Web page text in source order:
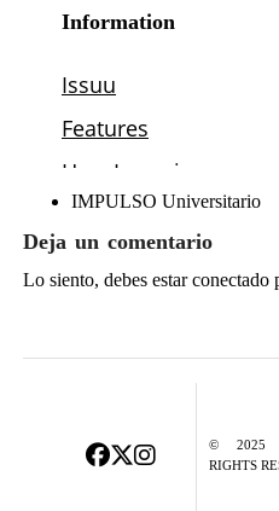
IMPULSO Universitario
Deja un comentario
Lo siento, debes estarconectado
© 2025
RIGHTS